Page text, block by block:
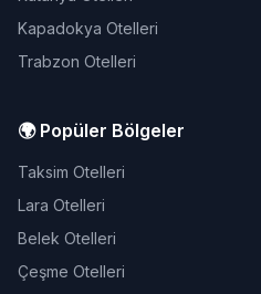
Kapadokya Otelleri
Trabzon Otelleri
🌍 Popüler Bölgeler
Taksim Otelleri
Lara Otelleri
Belek Otelleri
Çeşme Otelleri